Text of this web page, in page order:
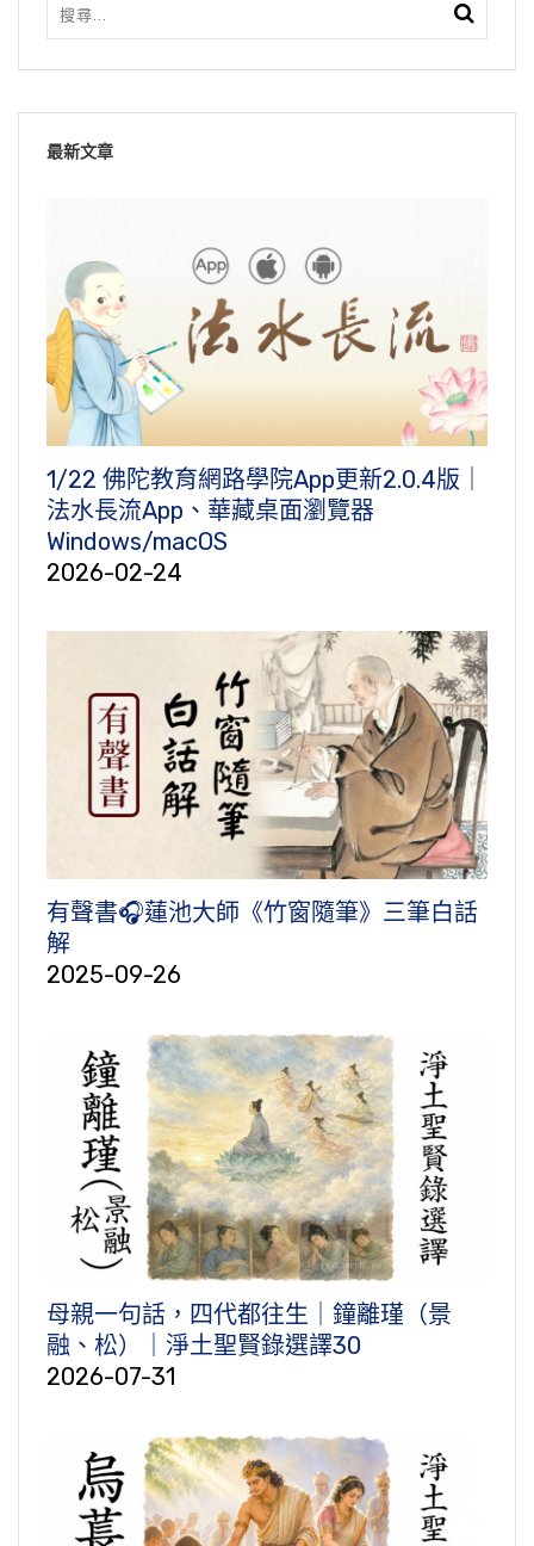
最新文章
1/22 佛陀教育網路學院App更新2.0.4版｜
法水長流App、華藏桌面瀏覽器
Windows/macOS
2026-02-24
有聲書🎧蓮池大師《竹窗隨筆》三筆白話
解
2025-09-26
母親一句話，四代都往生｜鐘離瑾（景
融、松）｜淨土聖賢錄選譯30
2026-07-31